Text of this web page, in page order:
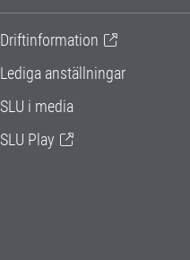
Driftinformation
Lediga anställningar
SLU i media
SLU Play